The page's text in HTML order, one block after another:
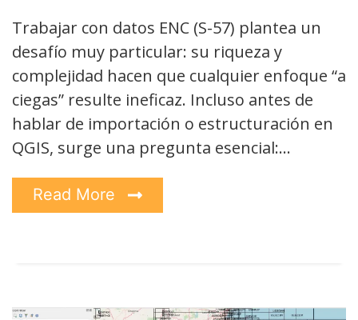
Trabajar con datos ENC (S-57) plantea un
desafío muy particular: su riqueza y
complejidad hacen que cualquier enfoque “a
ciegas” resulte ineficaz. Incluso antes de
hablar de importación o estructuración en
QGIS, surge una pregunta esencial:…
Read More